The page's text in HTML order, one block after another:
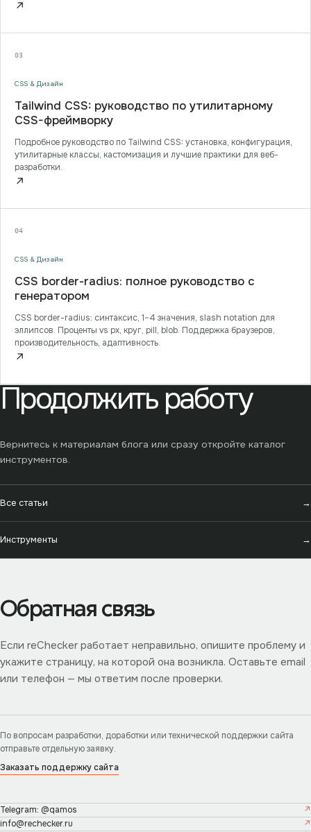
↗
03
CSS & Дизайн
Tailwind CSS: руководство по утилитарному
CSS-фреймворку
Подробное руководство по Tailwind CSS: установка, конфигурация,
утилитарные классы, кастомизация и лучшие практики для веб-
разработки.
↗
04
CSS & Дизайн
CSS border-radius: полное руководство с
генератором
CSS border-radius: синтаксис, 1–4 значения, slash notation для
эллипсов. Проценты vs px, круг, pill, blob. Поддержка браузеров,
производительность, адаптивность.
↗
Продолжить работу
Вернитесь к материалам блога или сразу откройте каталог
инструментов.
Все статьи →
Инструменты →
Обратная связь
Если reChecker работает неправильно, опишите проблему и
укажите страницу, на которой она возникла. Оставьте email
или телефон — мы ответим после проверки.
По вопросам разработки, доработки или технической поддержки сайта
отправьте отдельную заявку.
Заказать поддержку сайта
Telegram: @qamos
info@rechecker.ru